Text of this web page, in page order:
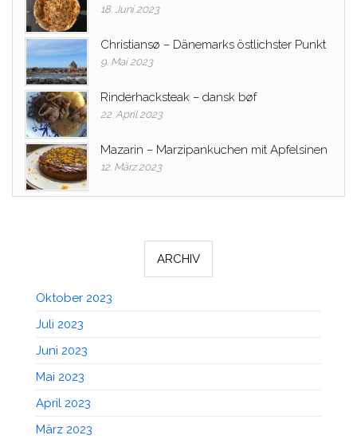
18. Juni 2023
Christiansø – Dänemarks östlichster Punkt
9. Mai 2023
Rinderhacksteak – dansk bøf
22. April 2023
Mazarin – Marzipankuchen mit Apfelsinen
12. März 2023
ARCHIV
Oktober 2023
Juli 2023
Juni 2023
Mai 2023
April 2023
März 2023